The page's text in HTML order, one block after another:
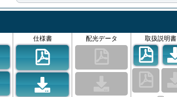
仕様書 配光データ 取扱説明書